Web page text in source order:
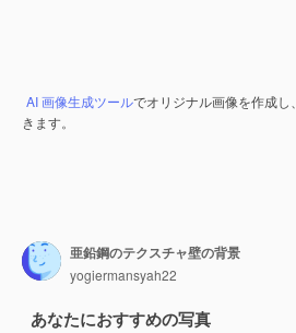
AI 画像生成ツールでオリジナル画像を作成し、
きます。
亜鉛鋼のテクスチャ壁の背景
yogiermansyah22
あなたにおすすめの写真